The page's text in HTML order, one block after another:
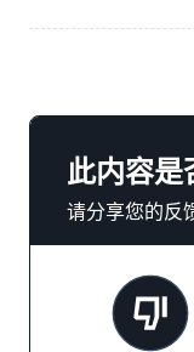
此内容是
请分享您的反